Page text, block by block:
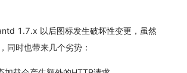
1.7.x 以后图标发生破坏性变更，虽然
，同时也带来几个劣势：